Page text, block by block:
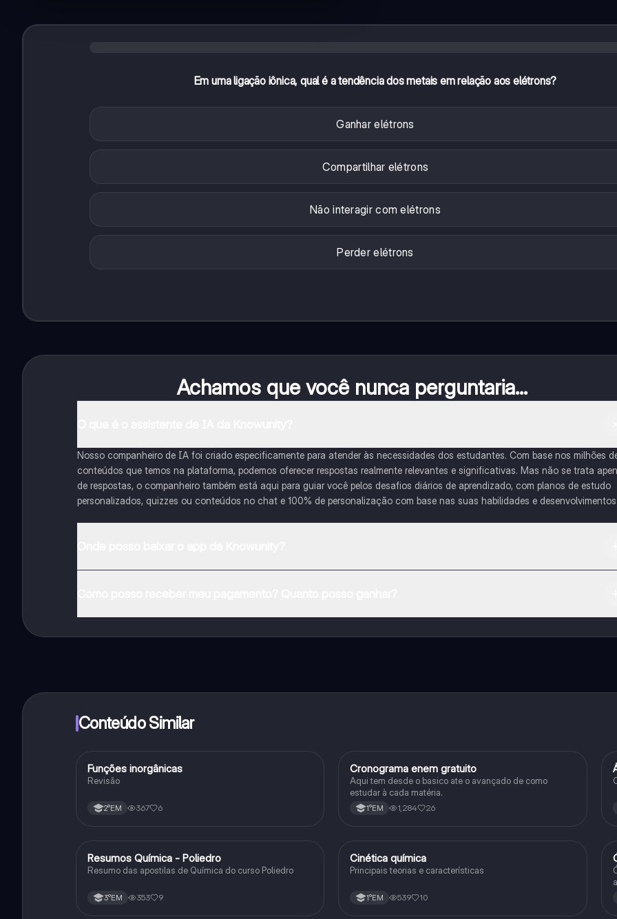
Em uma ligação iônica, qual é a tendência dos metais em relação aos elétrons?
Ganhar elétrons
Compartilhar elétrons
Não interagir com elétrons
Perder elétrons
Achamos que você nunca perguntaria...
Nosso companheiro de IA foi criado especificamente para atender às necessidades dos estudantes. Com base nos milhões
conteúdos que temos na plataforma, podemos oferecer respostas realmente relevantes e significativas. Mas não se trata
de respostas, o companheiro também está aqui para guiar você pelos desafios diários de aprendizado, com planos de estudo
personalizados, quizzes ou conteúdos no chat e 100% de personalização com base nas suas habilidades e desenvolvimentos.
funcionalidades da aplicação, pode adquirir o Knowunity Pro.
Conteúdo Similar
Química
Funções inorgânicas
Revisão
2°EM 367 6
Português
Cronograma enem gratuito
Aqui tem desde o basico ate o avançado de como
estudar à cada matéria.
1°EM 1,284 26
Química
Resumos Química - Poliedro
Resumo das apostilas de Química do curso Poliedro
3°EM 353 9
Química
Cinética química
Principais teorias e características
1°EM 539 10